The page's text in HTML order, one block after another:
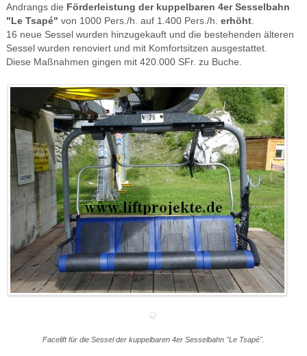
Andrangs die Förderleistung der kuppelbaren 4er Sesselbahn
"Le Tsapé" von 1000 Pers./h. auf 1.400 Pers./h. erhöht.
16 neue Sessel wurden hinzugekauft und die bestehenden älteren
Sessel wurden renoviert und mit Komfortsitzen ausgestattet.
Diese Maßnahmen gingen mit 420.000 SFr. zu Buche.
Facelift für die Sessel der kuppelbaren 4er Sesselbahn "Le Tsapé".